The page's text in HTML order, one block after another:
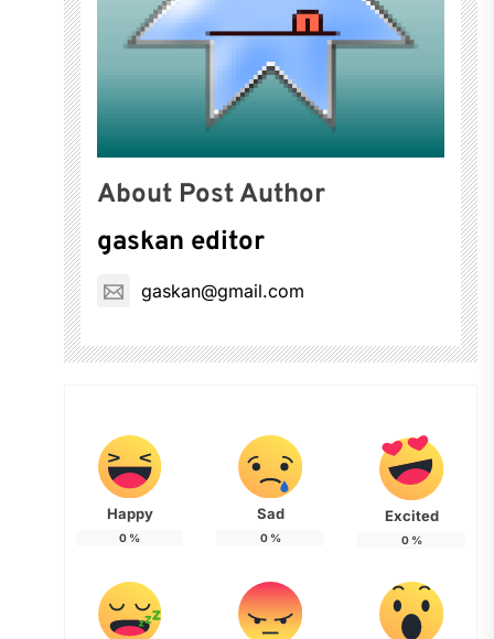
About Post Author
gaskan editor
gaskan@gmail.com
Happy
0 %
Sad
0%
Excited
0%